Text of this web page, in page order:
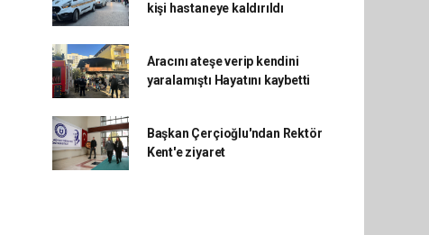
kişi hastaneye kaldırıldı
Aracını ateşe verip kendini
yaralamıştı Hayatını kaybetti
Başkan Çerçioğlu'ndan Rektör
Kent'e ziyaret